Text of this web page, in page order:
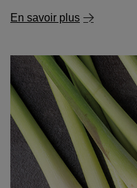
En savoir plus